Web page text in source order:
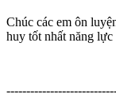
Chúc các em ôn
huy tốt nhất năng lực